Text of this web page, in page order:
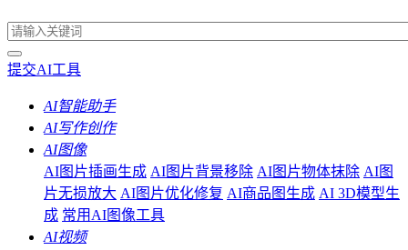
提交AI工具
AI智能助手
AI写作创作
AI图像
AI图片插画生成 AI图片背景移除 AI图片物体抹除 AI图
片无损放大 AI图片优化修复 AI商品图生成 AI 3D模型生
成 常用AI图像工具
AI视频